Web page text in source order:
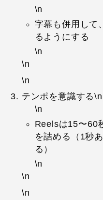
\n
字幕も併用して
るようにする
\n
\n
\n
テンポを意識する\n
\n
Reelsは15〜60
を詰める（1秒
る）
\n
\n
\n